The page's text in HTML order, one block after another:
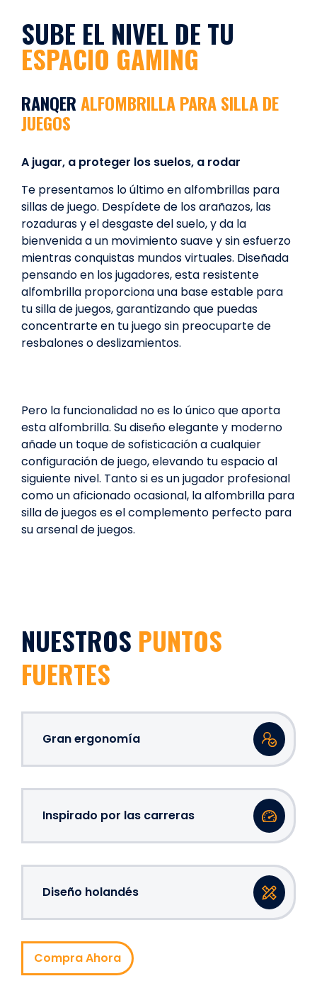
SUBE EL NIVEL DE TU
ESPACIO GAMING
RANQERALFOMBRILLA PARA SILLA DE
JUEGOS
A jugar, a proteger los suelos, a rodar
Te presentamos lo último en alfombrillas para
sillas de juego. Despídete de los arañazos, las
rozaduras y el desgaste del suelo, y da la
bienvenida a un movimiento suave y sin esfuerzo
mientras conquistas mundos virtuales. Diseñada
pensando en los jugadores, esta resistente
alfombrilla proporciona una base estable para
tu silla de juegos, garantizando que puedas
concentrarte en tu juego sin preocuparte de
resbalones o deslizamientos.
Pero la funcionalidad no es lo único que aporta
esta alfombrilla. Su diseño elegante y moderno
añade un toque de sofisticación a cualquier
configuración de juego, elevando tu espacio al
siguiente nivel. Tanto si es un jugador profesional
como un aficionado ocasional, la alfombrilla para
silla de juegos es el complemento perfecto para
su arsenal de juegos.
NUESTROS PUNTOS
FUERTES
Gran ergonomía
Inspirado por las carreras
Diseño holandés
Compra Ahora